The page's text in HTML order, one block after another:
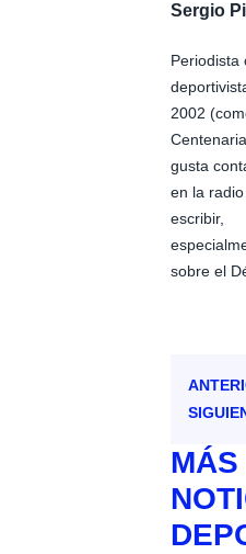
Sergio
Periodista
2002
gusta
en la
escribir,
sobre el
MÁS